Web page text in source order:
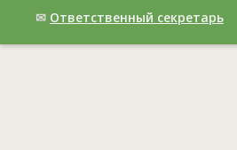
✉ Ответственный cекретарь